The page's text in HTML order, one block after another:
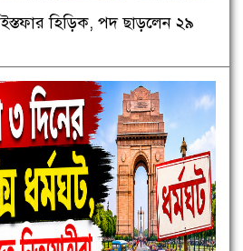
হিড়িক, পদ ছাড়লেন ২৯